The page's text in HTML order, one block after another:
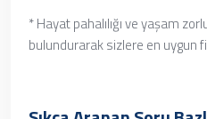
* Hayat pahalılığı ve yaşam
bulundurarak sizlere en